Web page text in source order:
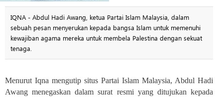
IQNA - Abdul Hadi Awang, ketua Partai Islam Malaysia, dalam
sebuah pesan menyerukan kepada bangsa Islam untuk memenuhi
kewajiban agama mereka untuk membela Palestina dengan sekuat
tenaga.
Menurut Iqna mengutip situs Partai Islam Malaysia, Abdul Hadi
Awang menegaskan dalam surat resmi yang ditujukan kepada